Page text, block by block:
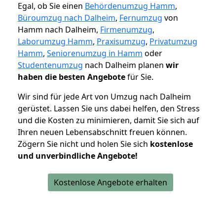
Egal, ob Sie einen Behördenumzug Hamm,
Büroumzug nach Dalheim, Fernumzug von
Hamm nach Dalheim, Firmenumzug,
Laborumzug Hamm, Praxisumzug, Privatumzug
Hamm, Seniorenumzug in Hamm oder
Studentenumzug nach Dalheim planen wir
haben die besten Angebotefür Sie.
Wir sind für jede Art von Umzug nach Dalheim
gerüstet. Lassen Sie uns dabei helfen, den Stress
und die Kosten zu minimieren, damit Sie sich auf
Ihren neuen Lebensabschnitt freuen können.
Zögern Sie nicht und holen Sie sich kostenlose
und unverbindliche Angebote!
Kostenlose Angebote erhalten